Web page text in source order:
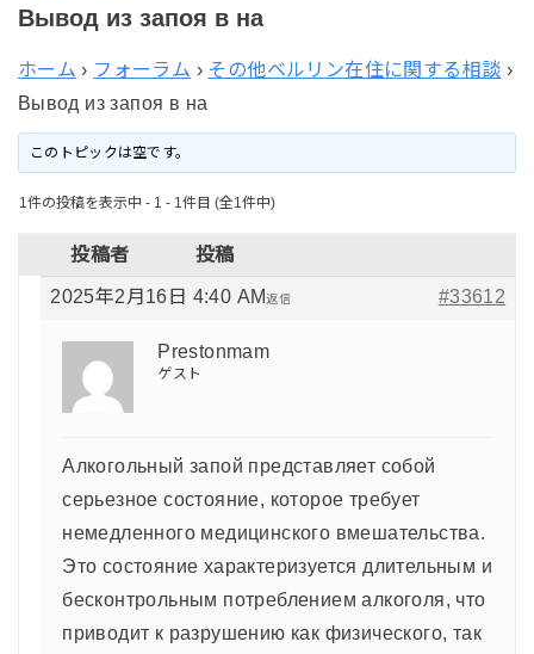
Вывод из запоя в на
ホーム › フォーラム › その他ベルリン在住に関する相談 ›
Вывод из запоя в на
このトピックは空です。
1件の投稿を表示中 - 1 - 1件目 (全1件中)
投稿者 投稿
2025年2月16日 4:40 AM #33612
返信
Prestonmam
ゲスト
Алкогольный запой представляет собой
серьезное состояние, которое требует
немедленного медицинского вмешательства.
Это состояние характеризуется длительным и
бесконтрольным потреблением алкоголя, что
приводит к разрушению как физического, так